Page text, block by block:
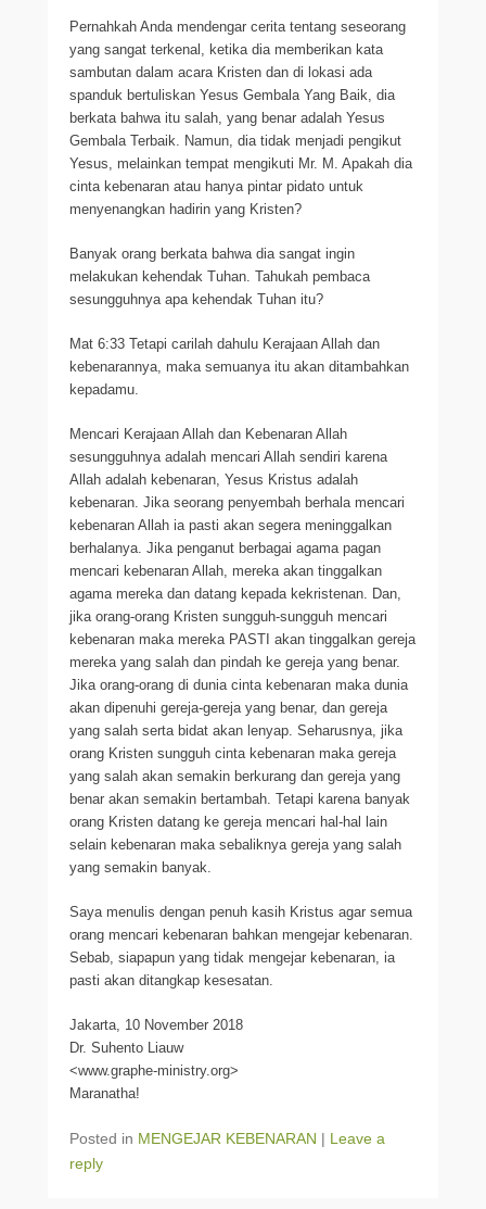
Pernahkah Anda mendengar cerita tentang seseorang
yang sangat terkenal, ketika dia memberikan kata
sambutan dalam acara Kristen dan di lokasi ada
spanduk bertuliskan Yesus Gembala Yang Baik, dia
berkata bahwa itu salah, yang benar adalah Yesus
Gembala Terbaik. Namun, dia tidak menjadi pengikut
Yesus, melainkan tempat mengikuti Mr. M. Apakah dia
cinta kebenaran atau hanya pintar pidato untuk
menyenangkan hadirin yang Kristen?
Banyak orang berkata bahwa dia sangat ingin
melakukan kehendak Tuhan. Tahukah pembaca
sesungguhnya apa kehendak Tuhan itu?
Mat 6:33 Tetapi carilah dahulu Kerajaan Allah dan
kebenarannya, maka semuanya itu akan ditambahkan
kepadamu.
Mencari Kerajaan Allah dan Kebenaran Allah
sesungguhnya adalah mencari Allah sendiri karena
Allah adalah kebenaran, Yesus Kristus adalah
kebenaran. Jika seorang penyembah berhala mencari
kebenaran Allah ia pasti akan segera meninggalkan
berhalanya. Jika penganut berbagai agama pagan
mencari kebenaran Allah, mereka akan tinggalkan
agama mereka dan datang kepada kekristenan. Dan,
jika orang-orang Kristen sungguh-sungguh mencari
kebenaran maka mereka PASTI akan tinggalkan gereja
mereka yang salah dan pindah ke gereja yang benar.
Jika orang-orang di dunia cinta kebenaran maka dunia
akan dipenuhi gereja-gereja yang benar, dan gereja
yang salah serta bidat akan lenyap. Seharusnya, jika
orang Kristen sungguh cinta kebenaran maka gereja
yang salah akan semakin berkurang dan gereja yang
benar akan semakin bertambah. Tetapi karena banyak
orang Kristen datang ke gereja mencari hal-hal lain
selain kebenaran maka sebaliknya gereja yang salah
yang semakin banyak.
Saya menulis dengan penuh kasih Kristus agar semua
orang mencari kebenaran bahkan mengejar kebenaran.
Sebab, siapapun yang tidak mengejar kebenaran, ia
pasti akan ditangkap kesesatan.
Jakarta, 10 November 2018
Dr. Suhento Liauw
<www.graphe-ministry.org>
Maranatha!
Posted in MENGEJAR KEBENARAN | Leave a
reply